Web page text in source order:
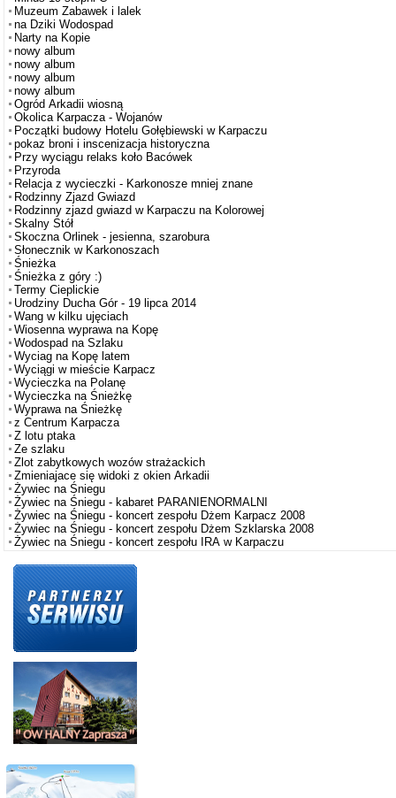
Muzeum Zabawek i lalek
na Dziki Wodospad
Narty na Kopie
nowy album
nowy album
nowy album
nowy album
Ogród Arkadii wiosną
Okolica Karpacza - Wojanów
Początki budowy Hotelu Gołębiewski w Karpaczu
pokaz broni i inscenizacja historyczna
Przy wyciągu relaks koło Bacówek
Przyroda
Relacja z wycieczki - Karkonosze mniej znane
Rodzinny Zjazd Gwiazd
Rodzinny zjazd gwiazd w Karpaczu na Kolorowej
Skalny Stół
Skoczna Orlinek - jesienna, szarobura
Słonecznik w Karkonoszach
Śnieżka
Śnieżka z góry :)
Termy Cieplickie
Urodziny Ducha Gór - 19 lipca 2014
Wang w kilku ujęciach
Wiosenna wyprawa na Kopę
Wodospad na Szlaku
Wyciag na Kopę latem
Wyciągi w mieście Karpacz
Wycieczka na Polanę
Wycieczka na Śnieżkę
Wyprawa na Śnieżkę
z Centrum Karpacza
Z lotu ptaka
Ze szlaku
Zlot zabytkowych wozów strażackich
Zmieniajace się widoki z okien Arkadii
Żywiec na Śniegu
Żywiec na Śniegu - kabaret PARANIENORMALNI
Żywiec na Śniegu - koncert zespołu Dżem Karpacz 2008
Żywiec na Śniegu - koncert zespołu Dżem Szklarska 2008
Żywiec na Śniegu - koncert zespołu IRA w Karpaczu